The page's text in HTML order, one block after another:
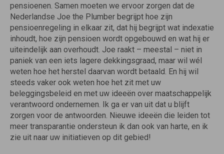
pensioenen. Samen moeten we ervoor zorgen dat de
Nederlandse Joe the Plumber begrijpt hoe zijn
pensioenregeling in elkaar zit, dat hij begrijpt wat indexatie
inhoudt, hoe zijn pensioen wordt opgebouwd en wat hij er
uiteindelijk aan overhoudt. Joe raakt – meestal – niet in
paniek van een iets lagere dekkingsgraad, maar wil wél
weten hoe het herstel daarvan wordt betaald. En hij wil
steeds vaker ook weten hoe het zit met uw
beleggingsbeleid en met uw ideeën over maatschappelijk
verantwoord ondernemen. Ik ga er van uit dat u blijft
zorgen voor de antwoorden. Nieuwe ideeën die leiden tot
meer transparantie ondersteun ik dan ook van harte, en ik
zie uit naar uw initiatieven op dit gebied!